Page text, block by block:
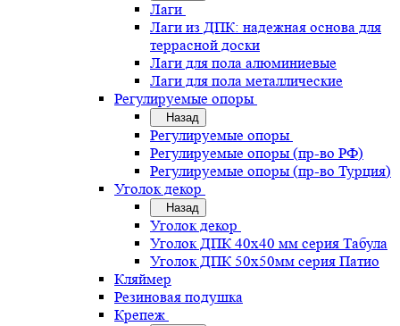
Лаги
Лаги из ДПК: надежная основа для
террасной доски
Лаги для пола алюминиевые
Лаги для пола металлические
Регулируемые опоры
Назад
Регулируемые опоры
Регулируемые опоры (пр-во РФ)
Регулируемые опоры (пр-во Турция)
Уголок декор
Назад
Уголок декор
Уголок ДПК 40х40 мм серия Табула
Уголок ДПК 50х50мм серия Патио
Кляймер
Резиновая подушка
Крепеж